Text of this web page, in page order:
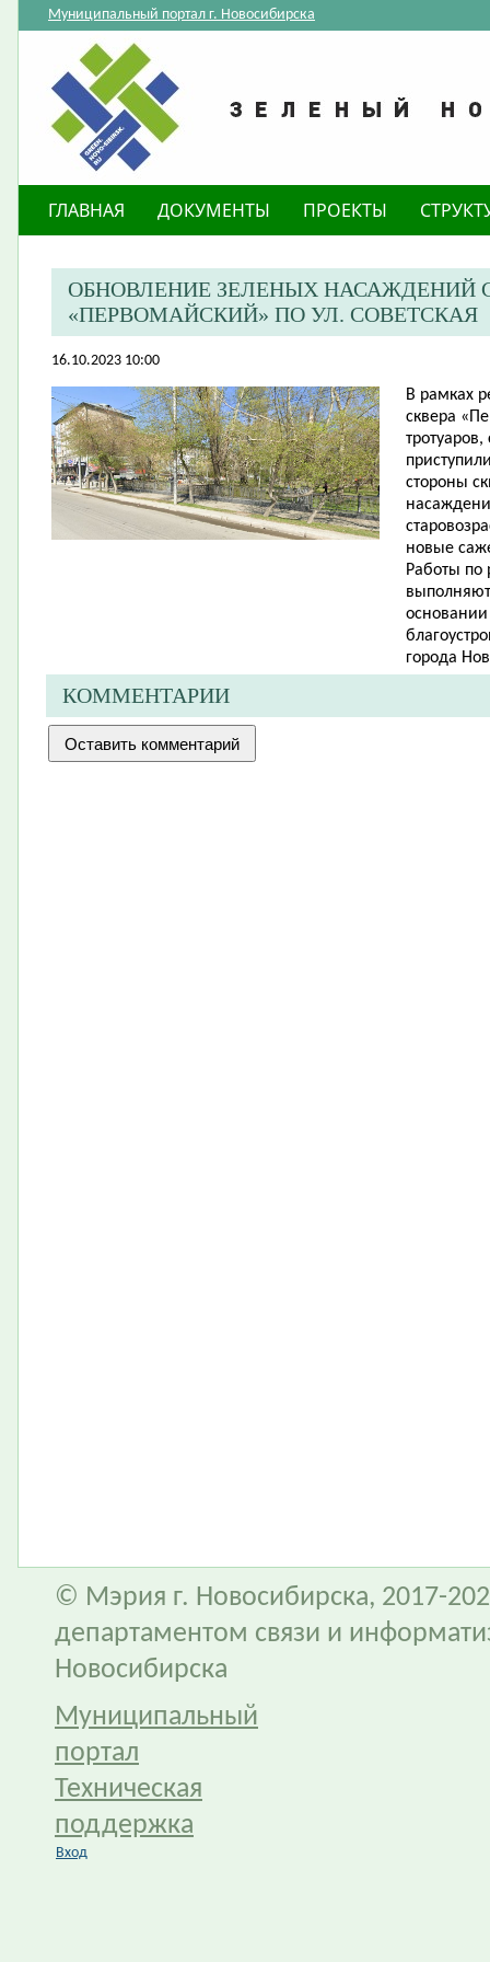
Муниципальный портал г. Новосибирска
ГЛАВНАЯ ДОКУМЕНТЫ ПРОЕКТЫ
ОБНОВЛЕНИЕ ЗЕЛЕНЫХ НАСАЖДЕНИЙ
«ПЕРВОМАЙСКИЙ» ПО УЛ. СОВЕТСКАЯ
16.10.2023 10:00
​В рамках
сквера
стороны
новые
Работы по
города
КОММЕНТАРИИ
© Мэрия г. Новосибирска, 2017-
департаментом связи и
Новосибирска
Муниципальный
портал
Техническая
поддержка
Вход